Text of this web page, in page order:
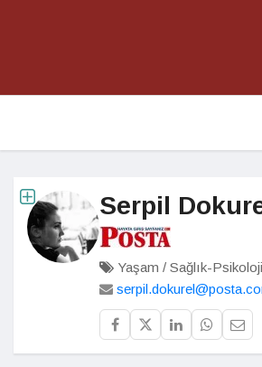
Serpil
Yaşam / Sağlık-Psikoloji